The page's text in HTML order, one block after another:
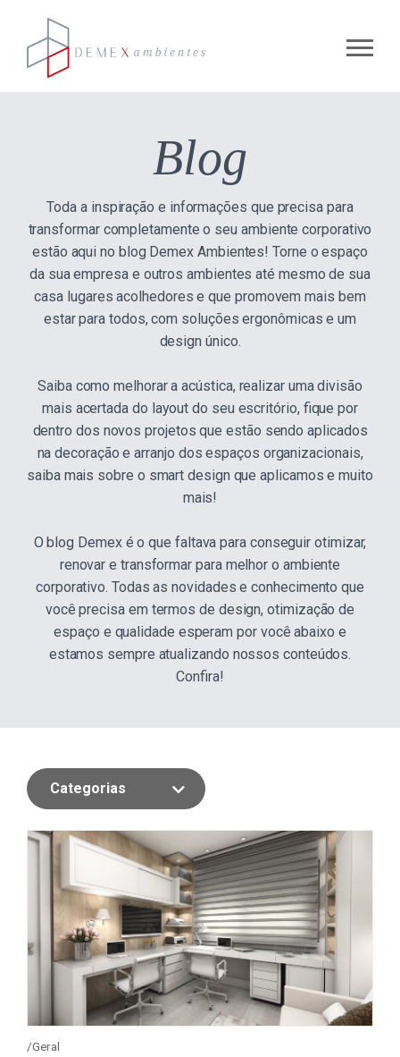
Menu
Blog
Toda a inspiração e informações que precisa para
transformar completamente o seu ambiente corporativo
estão aqui no blog Demex Ambientes! Torne o espaço
da sua empresa e outros ambientes até mesmo de sua
casa lugares acolhedores e que promovem mais bem
estar para todos, com soluções ergonômicas e um
design único.
Saiba como melhorar a acústica, realizar uma divisão
mais acertada do layout do seu escritório, fique por
dentro dos novos projetos que estão sendo aplicados
na decoração e arranjo dos espaços organizacionais,
saiba mais sobre o smart design que aplicamos e muito
mais!
O blog Demex é o que faltava para conseguir otimizar,
renovar e transformar para melhor o ambiente
corporativo. Todas as novidades e conhecimento que
você precisa em termos de design, otimização de
espaço e qualidade esperam por você abaixo e
estamos sempre atualizando nossos conteúdos.
Confira!
Categorias
Geral